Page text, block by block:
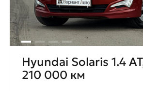
Hyundai Solaris 1.4
210 000 км